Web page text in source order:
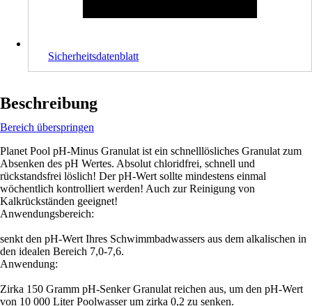
Sicherheitsdatenblatt
Beschreibung
Bereich überspringen
Planet Pool pH-Minus Granulat ist ein schnelllösliches Granulat zum
Absenken des pH Wertes. Absolut chloridfrei, schnell und
rückstandsfrei löslich! Der pH-Wert sollte mindestens einmal
wöchentlich kontrolliert werden! Auch zur Reinigung von
Kalkrückständen geeignet!
Anwendungsbereich:
senkt den pH-Wert Ihres Schwimmbadwassers aus dem alkalischen in
den idealen Bereich 7,0-7,6.
Anwendung:
Zirka 150 Gramm pH-Senker Granulat reichen aus, um den pH-Wert
von 10 000 Liter Poolwasser um zirka 0,2 zu senken.